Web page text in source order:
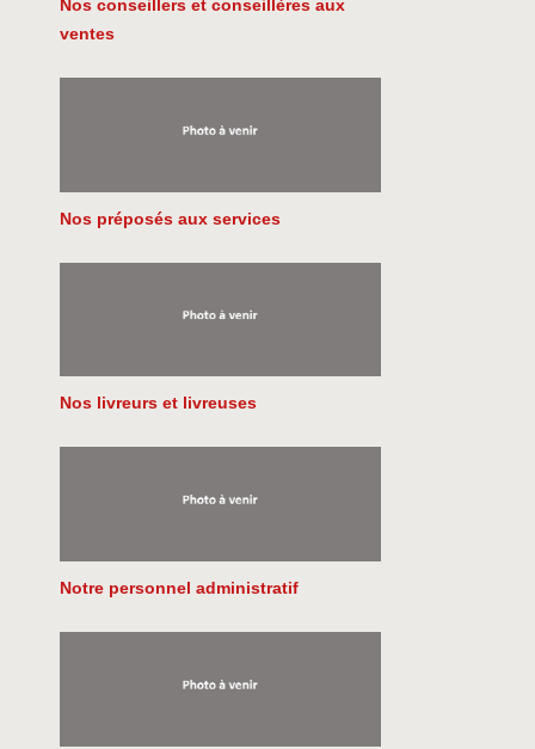
Nos conseillers et conseillères aux
ventes
Nos préposés aux services
Nos livreurs et livreuses
Notre personnel administratif